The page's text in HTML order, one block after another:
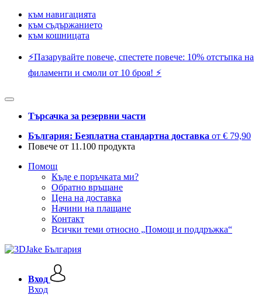
към навигацията
към съдържанието
към кошницата
⚡️Пазарувайте повече, спестете повече: 10% отстъпка на
филаменти и смоли от 10 броя! ⚡️
Търсачка за резервни части
България: Безплатна стандартна доставка от € 79,90
Повече от 11.100 продукта
Помощ
Къде е поръчката ми?
Обратно връщане
Цена на доставка
Начини на плащане
Контакт
Всички теми относно „Помощ и поддръжка“
Вход
Вход